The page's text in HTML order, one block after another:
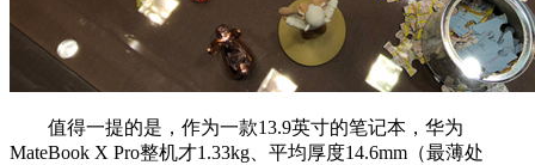
值得一提的是，作为一款13.9英寸的笔记本，华为
MateBook X Pro整机才1.33kg、平均厚度14.6mm（最薄处